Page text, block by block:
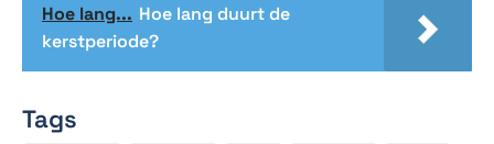
Hoe lang... Hoe lang duurt de
kerstperiode?
Tags